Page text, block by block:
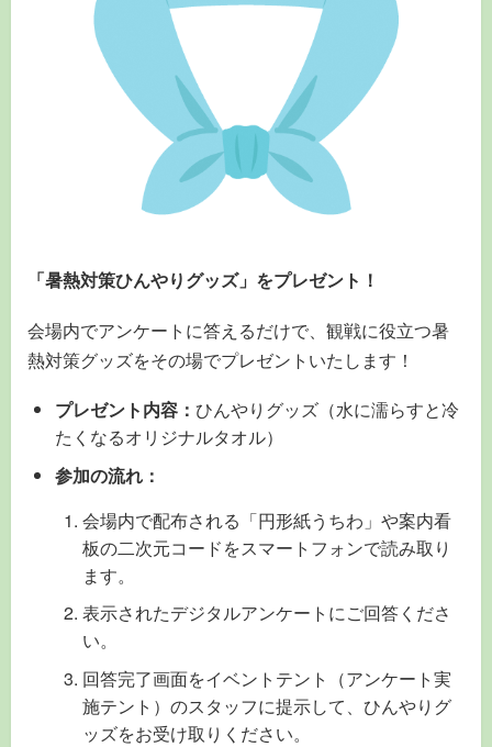
「暑熱対策ひんやりグッズ」をプレゼント！
会場内でアンケートに答えるだけで、観戦に役立つ暑
熱対策グッズをその場でプレゼントいたします！
プレゼント内容： ひんやりグッズ（水に濡らすと冷
たくなるオリジナルタオル）
参加の流れ：
会場内で配布される「円形紙うちわ」や案内看
板の二次元コードをスマートフォンで読み取り
ます。
表示されたデジタルアンケートにご回答くださ
い。
回答完了画面をイベントテント（アンケート実
施テント）のスタッフに提示して、ひんやりグ
ッズをお受け取りください。